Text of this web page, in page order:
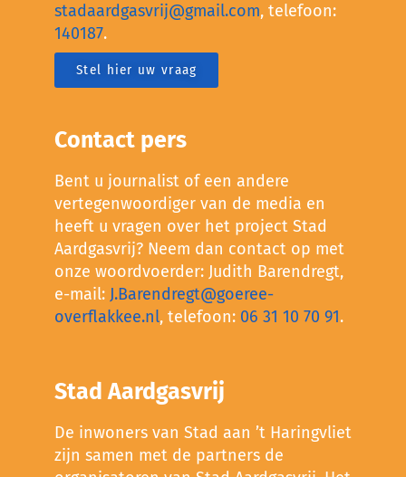
stadaardgasvrij@gmail.com, telefoon:
140187.
Stel hier uw vraag
Contact pers
Bent u journalist of een andere
vertegenwoordiger van de media en
heeft u vragen over het project Stad
Aardgasvrij? Neem dan contact op met
onze woordvoerder: Judith Barendregt,
e-mail: J.Barendregt@goeree-
overflakkee.nl, telefoon: 06 31 10 70 91.
Stad Aardgasvrij
De inwoners van Stad aan ’t Haringvliet
zijn samen met de partners de